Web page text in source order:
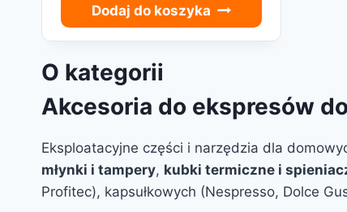
Dodaj do koszyka
O kategorii
Akcesoria do ekspresów
Eksploatacyjne części i narzędzia dla
młynki i tampery, kubki termiczne i
Profitec), kapsułkowych (Nespresso, Dolce